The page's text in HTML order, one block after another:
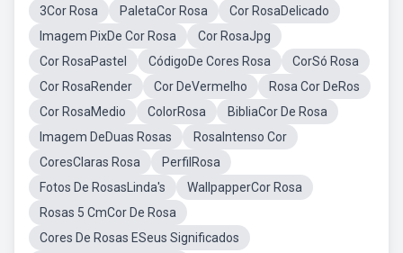
3Cor Rosa
PaletaCor Rosa
Cor RosaDelicado
Imagem PixDe Cor Rosa
Cor RosaJpg
Cor RosaPastel
CódigoDe Cores Rosa
CorSó Rosa
Cor RosaRender
Cor DeVermelho
Rosa Cor DeRos
Cor RosaMedio
ColorRosa
BibliaCor De Rosa
Imagem DeDuas Rosas
RosaIntenso Cor
CoresClaras Rosa
PerfilRosa
Fotos De RosasLinda's
WallpapperCor Rosa
Rosas 5 CmCor De Rosa
Cores De Rosas ESeus Significados